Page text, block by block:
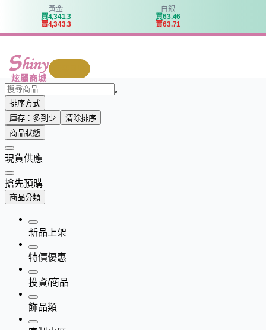
黃金
買4,341.3
賣4,343.3
白銀
買63.46
賣63.71
炫麗商城
排序方式
庫存：多到少
清除排序
商品狀態
現貨供應
搶先預購
商品分類
新品上架
特價優惠
投資/商品
飾品類